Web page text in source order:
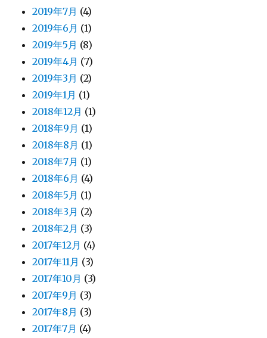
2019年7月 (4)
2019年6月 (1)
2019年5月 (8)
2019年4月 (7)
2019年3月 (2)
2019年1月 (1)
2018年12月 (1)
2018年9月 (1)
2018年8月 (1)
2018年7月 (1)
2018年6月 (4)
2018年5月 (1)
2018年3月 (2)
2018年2月 (3)
2017年12月 (4)
2017年11月 (3)
2017年10月 (3)
2017年9月 (3)
2017年8月 (3)
2017年7月 (4)